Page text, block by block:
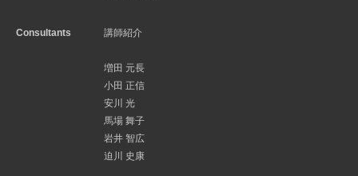
Consultants 講師紹介
増田 元長
小田 正信
安川 光
馬場 舞子
岩井 智広
迫川 史康